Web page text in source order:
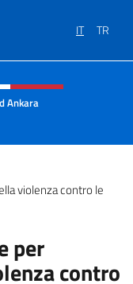
IT TR
e menù
Ankara
violenza contro le
per
contro